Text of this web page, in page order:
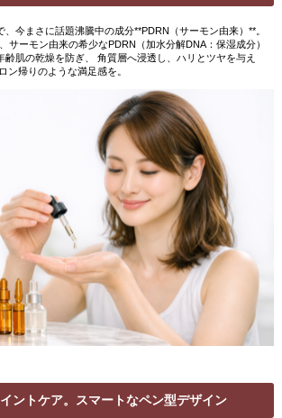
、今まさに話題沸騰中の成分**PDRN （サーモン由来） **。
サーモン由来の希少なPDRN （加水分解DNA：保湿成分）
齢肌の乾燥を防ぎ、 角質層へ浸透し、ハリとツヤを与え
ン帰りのような満足感を。
ントケア。スマートなペン型デザイン